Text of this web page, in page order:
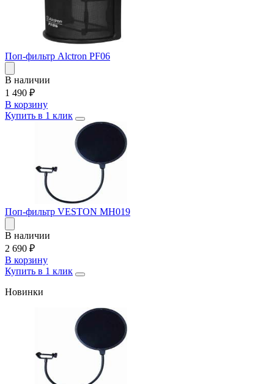
Поп-фильтр Alctron PF06
В наличии
1 490 ₽
В корзину
Купить в 1 клик
Поп-фильтр VESTON MH019
В наличии
2 690 ₽
В корзину
Купить в 1 клик
Новинки